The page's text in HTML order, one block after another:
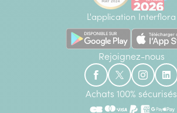
L'application Interflora
Rejoignez-nous
Achats 100% sécurisés